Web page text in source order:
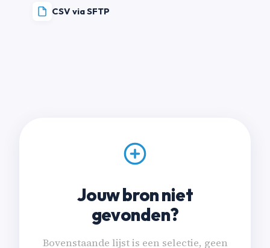
CSV via SFTP
Jouw bron niet
gevonden?
Bovenstaande lijst is een selectie, geen